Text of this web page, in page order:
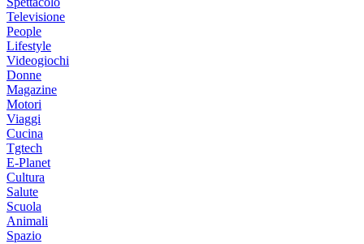
Televisione
People
Lifestyle
Videogiochi
Donne
Magazine
Motori
Viaggi
Cucina
Tgtech
E-Planet
Cultura
Salute
Scuola
Animali
Spazio